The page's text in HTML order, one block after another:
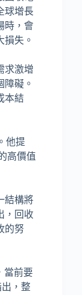
球增長
時，會
失。
求激增
礙。
本結
他提
高價值
結構將
，回收
的努
當前要
，整